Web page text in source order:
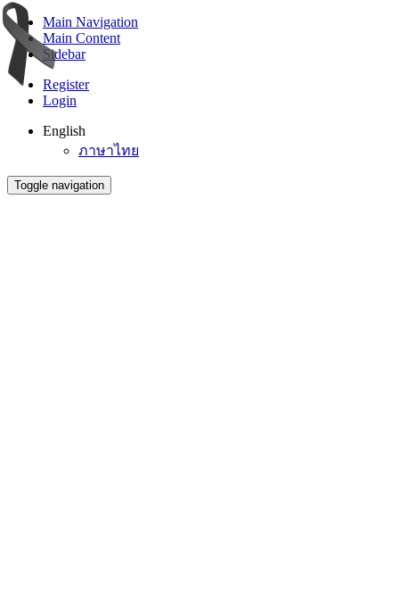
Main Navigation
Main Content
Sidebar
Register
Login
English
ภาษาไทย
Toggle navigation